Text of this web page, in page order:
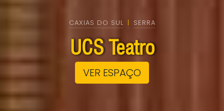
CAXIAS DO SUL | SERRA
UCS Teatro
VER ESPAÇO